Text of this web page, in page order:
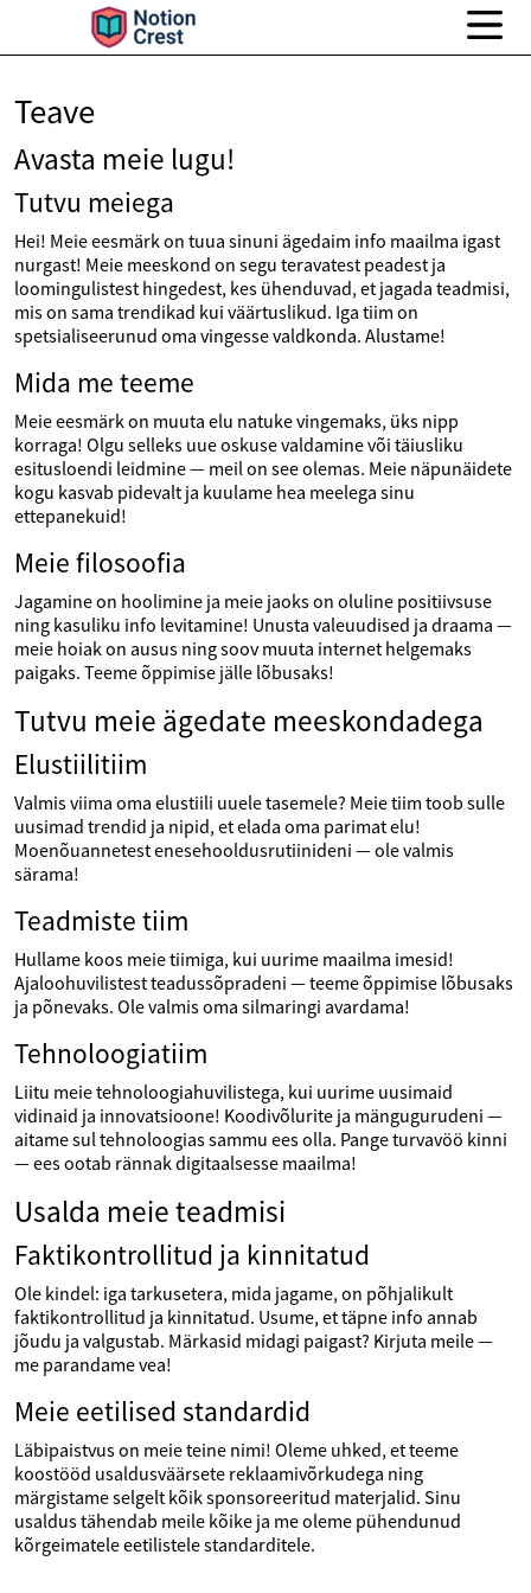
Teave
Avasta meie lugu!
Tutvu meiega
Hei! Meie eesmärk on tuua sinuni ägedaim info maailma igast
nurgast! Meie meeskond on segu teravatest peadest ja
loomingulistest hingedest, kes ühenduvad, et jagada teadmisi,
mis on sama trendikad kui väärtuslikud. Iga tiim on
spetsialiseerunud oma vingesse valdkonda. Alustame!
Mida me teeme
Meie eesmärk on muuta elu natuke vingemaks, üks nipp
korraga! Olgu selleks uue oskuse valdamine või täiusliku
esitusloendi leidmine — meil on see olemas. Meie näpunäidete
kogu kasvab pidevalt ja kuulame hea meelega sinu
ettepanekuid!
Meie filosoofia
Jagamine on hoolimine ja meie jaoks on oluline positiivsuse
ning kasuliku info levitamine! Unusta valeuudised ja draama —
meie hoiak on ausus ning soov muuta internet helgemaks
paigaks. Teeme õppimise jälle lõbusaks!
Tutvu meie ägedate meeskondadega
Elustiilitiim
Valmis viima oma elustiili uuele tasemele? Meie tiim toob sulle
uusimad trendid ja nipid, et elada oma parimat elu!
Moenõuannetest enesehooldusrutiinideni — ole valmis
särama!
Teadmiste tiim
Hullame koos meie tiimiga, kui uurime maailma imesid!
Ajaloohuvilistest teadussõpradeni — teeme õppimise lõbusaks
ja põnevaks. Ole valmis oma silmaringi avardama!
Tehnoloogiatiim
Liitu meie tehnoloogiahuvilistega, kui uurime uusimaid
vidinaid ja innovatsioone! Koodivõlurite ja mängugurudeni —
aitame sul tehnoloogias sammu ees olla. Pange turvavöö kinni
— ees ootab rännak digitaalsesse maailma!
Usalda meie teadmisi
Faktikontrollitud ja kinnitatud
Ole kindel: iga tarkusetera, mida jagame, on põhjalikult
faktikontrollitud ja kinnitatud. Usume, et täpne info annab
jõudu ja valgustab. Märkasid midagi paigast? Kirjuta meile —
me parandame vea!
Meie eetilised standardid
Läbipaistvus on meie teine nimi! Oleme uhked, et teeme
koostööd usaldusväärsete reklaamivõrkudega ning
märgistame selgelt kõik sponsoreeritud materjalid. Sinu
usaldus tähendab meile kõike ja me oleme pühendunud
kõrgeimatele eetilistele standarditele.